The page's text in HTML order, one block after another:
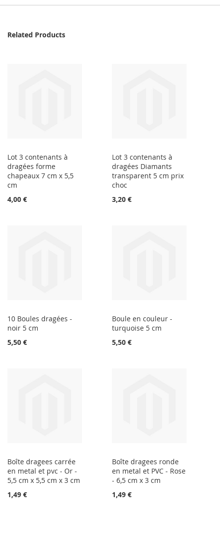
Related Products
Lot 3 contenants à
dragées forme
chapeaux 7 cm x 5,5
cm
4,00 €
Lot 3 contenants à
dragées Diamants
transparent 5 cm prix
choc
3,20 €
10 Boules dragées -
noir 5 cm
5,50 €
Boule en couleur -
turquoise 5 cm
5,50 €
Boîte dragees carrée
en metal et pvc - Or -
5,5 cm x 5,5 cm x 3 cm
1,49 €
Boîte dragees ronde
en metal et PVC - Rose
- 6,5 cm x 3 cm
1,49 €